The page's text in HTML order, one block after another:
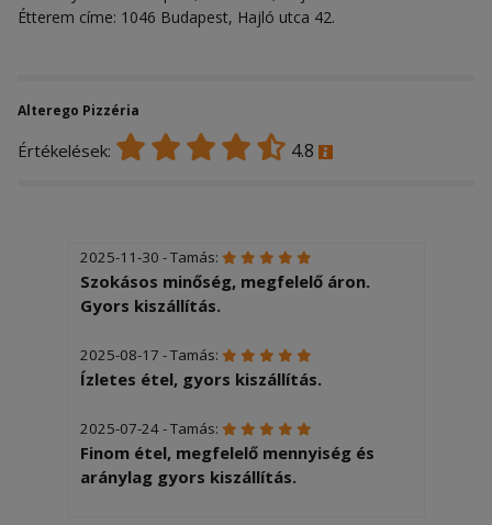
Étterem címe: 1046 Budapest, Hajló utca 42.
Alterego Pizzéria
Értékelések: 4.8
2025-11-30 - Tamás:
Szokásos minőség, megfelelő áron.
Gyors kiszállítás.
2025-08-17 - Tamás:
Ízletes étel, gyors kiszállítás.
2025-07-24 - Tamás:
Finom étel, megfelelő mennyiség és
aránylag gyors kiszállítás.